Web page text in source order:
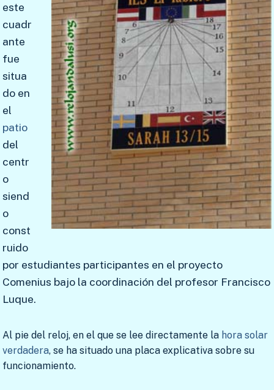
este
cuadr
ante
fue
situa
do en
el
patio
del
centr
o
siend
o
const
ruido
por estudiantes participantes en el proyecto
Comenius bajo la coordinación del profesor Francisco
Luque.
Al pie del reloj, en el que se lee directamente la hora solar
verdadera, se ha situado una placa explicativa sobre su
funcionamiento.